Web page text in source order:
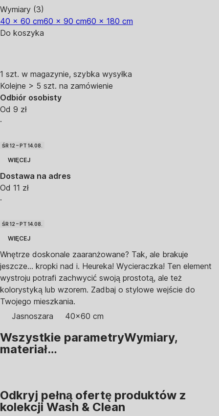
Wymiary (3)
40 x 60 cm60 x 90 cm60 x 180 cm
Do koszyka
1 szt. w magazynie, szybka wysyłka
Kolejne > 5 szt. na zamówienie
Odbiór osobisty
Od 9 zł
·
ŚR 12 – PT 14.08.
WIĘCEJ
Dostawa na adres
Od 11 zł
·
ŚR 12 – PT 14.08.
WIĘCEJ
Wnętrze doskonale zaaranżowane? Tak, ale brakuje
jeszcze... kropki nad i. Heureka! Wycieraczka! Ten element
wystroju potrafi zachwycić swoją prostotą, ale też
kolorystyką lub wzorem. Zadbaj o stylowe wejście do
Twojego mieszkania.
Jasnoszara
40x60 cm
Wszystkie parametryWymiary,
materiał…
Odkryj pełną ofertę produktów z
kolekcji Wash & Clean